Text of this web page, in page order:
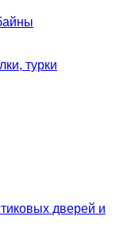
турки
дверей и